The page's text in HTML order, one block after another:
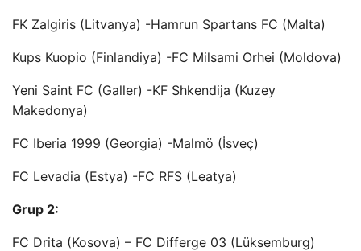
FK Zalgiris (Litvanya) -Hamrun Spartans FC (Malta)
Kups Kuopio (Finlandiya) -FC Milsami Orhei (Moldova)
Yeni Saint FC (Galler) -KF Shkendija (Kuzey
Makedonya)
FC Iberia 1999 (Georgia) -Malmö (İsveç)
FC Levadia (Estya) -FC RFS (Leatya)
Grup 2:
FC Drita (Kosova) – FC Differge 03 (Lüksemburg)